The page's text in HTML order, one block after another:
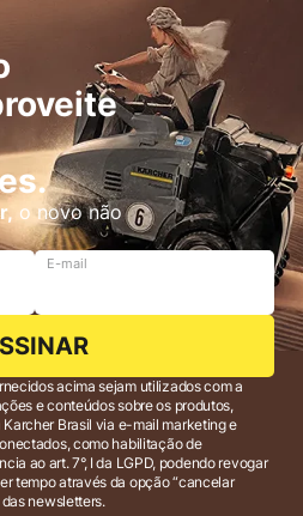
o novo não
E-mail
acima sejam utilizados com a
e conteúdos sobre os produtos,
como habilitação de
ao art. 7°, I da LGPD, podendo revogar
tempo através da opção “cancelar
newsletters.